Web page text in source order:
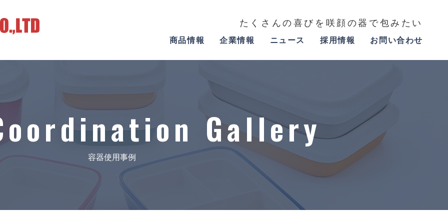
たくさんの喜びを咲顔の器で包みたい
商品情報 企業情報 ニュース 採用情報 お問い合わせ
Gallery
容器使用事例